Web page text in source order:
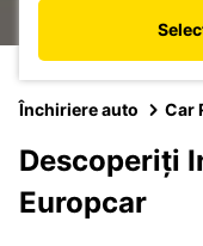
Închiriere auto Car
Descoperiți
Europcar